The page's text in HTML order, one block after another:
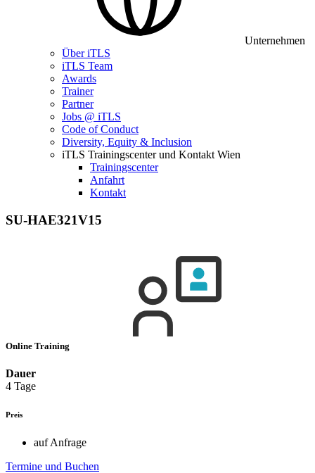
Unternehmen
Über iTLS
iTLS Team
Awards
Trainer
Partner
Jobs @ iTLS
Code of Conduct
Diversity, Equity & Inclusion
iTLS Trainingscenter und Kontakt Wien
Trainingscenter
Anfahrt
Kontakt
SU-HAE321V15
Online Training
Dauer
4 Tage
Preis
auf Anfrage
Termine und Buchen